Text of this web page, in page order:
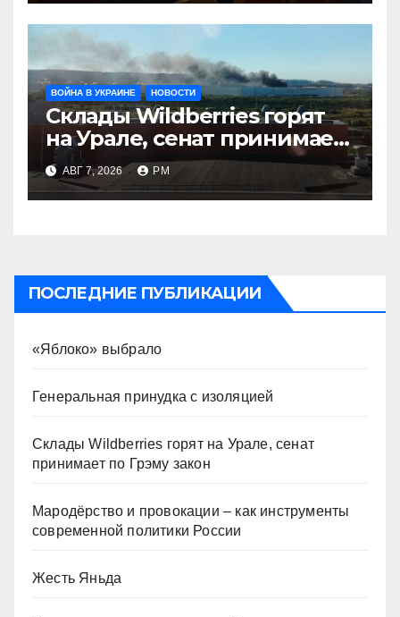
ВОЙНА В УКРАИНЕ НОВОСТИ
Склады Wildberries горят
на Урале, сенат принимает
по Грэму закон
АВГ 7, 2026 РМ
ПОСЛЕДНИЕ ПУБЛИКАЦИИ
«Яблоко» выбрало
Генеральная принудка с изоляцией
Склады Wildberries горят на Урале, сенат
принимает по Грэму закон
Мародёрство и провокации – как инструменты
современной политики России
Жесть Яньда